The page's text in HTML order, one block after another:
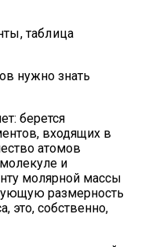
таблица
нужно знать
берется
входящих в
атомов
и
молярной массы
размерность
это, собственно,